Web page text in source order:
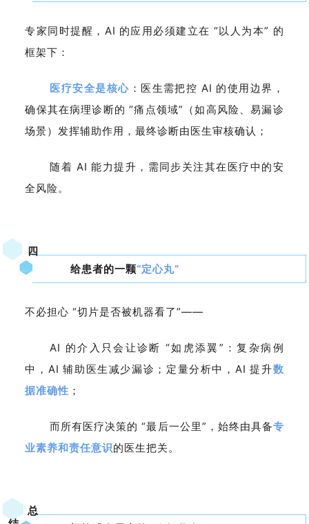
专家同时提醒，AI 的应用必须建立在 “以人为本” 的
框架下：
医疗安全是核心 ：医生需把控 AI 的使用边界，
确保其在病理诊断的 “痛点领域”（如高风险、易漏诊
场景）发挥辅助作用，最终诊断由医生审核确认；
随着 AI 能力提升，需同步关注其在医疗中的安
全风险。
四
给患者的一颗“定心丸”
不必担心 “切片是否被机器看了”——
AI 的介入只会让诊断 “如虎添翼”：复杂病例
中，AI 辅助医生减少漏诊；定量分析中，AI 提升数
据准确性 ；
而所有医疗决策的 “最后一公里”，始终由具备专
业素养和责任意识的医生把关。
总